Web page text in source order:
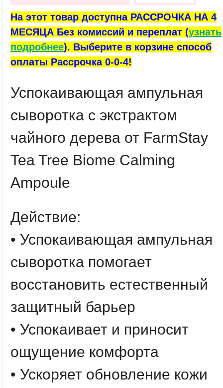
На этот товар доступна РАССРОЧКА НА 4
МЕСЯЦА Без комиссий и переплат (узнать
подробнее). Выберите в корзине способ
оплаты Рассрочка 0-0-4!
Успокаивающая ампульная
сыворотка с экстрактом
чайного дерева от FarmStay
Tea Tree Biome Calming
Ampoule
Действие:
• Успокаивающая ампульная
сыворотка помогает
восстановить естественный
защитный барьер
• Успокаивает и приносит
ощущение комфорта
• Ускоряет обновление кожи